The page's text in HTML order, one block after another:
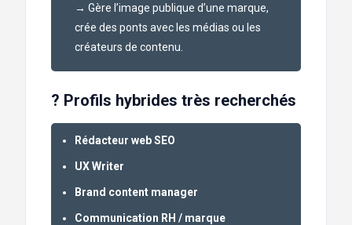
→ Gère l’image publique d’une marque,
crée des ponts avec les médias ou les
créateurs de contenu.
? Profils hybrides très recherchés
Rédacteur web SEO
UX Writer
Brand content manager
Communication RH / marque